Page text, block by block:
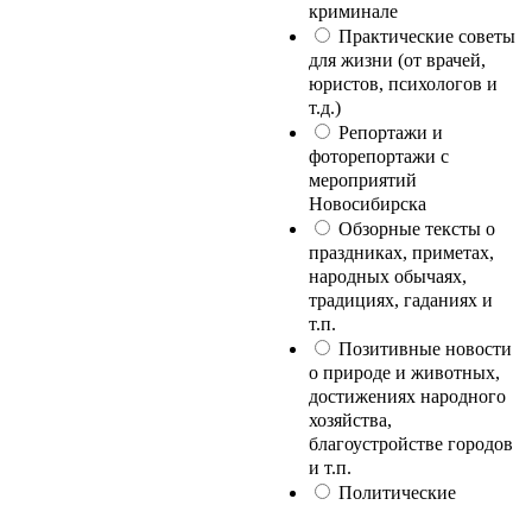
криминале
Практические советы
для жизни (от врачей,
юристов, психологов и
т.д.)
Репортажи и
фоторепортажи с
мероприятий
Новосибирска
Обзорные тексты о
праздниках, приметах,
народных обычаях,
традициях, гаданиях и
т.п.
Позитивные новости
о природе и животных,
достижениях народного
хозяйства,
благоустройстве городов
и т.п.
Политические